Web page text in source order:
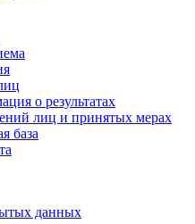
о результатах
лиц и принятых мерах
база
данных